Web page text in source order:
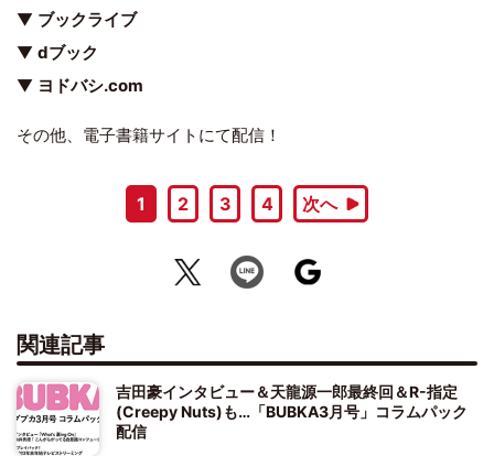
▼ ブックライブ
▼ dブック
▼ ヨドバシ.com
その他、電子書籍サイトにて配信！
1 2 3 4 次へ
関連記事
吉田豪インタビュー＆天龍源一郎最終回＆R-指定
(Creepy Nuts)も…「BUBKA3月号」コラムパック
配信